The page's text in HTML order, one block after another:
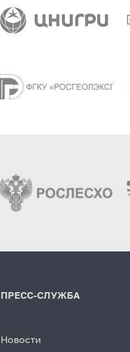
ПРЕСС-СЛУЖБА
Новости